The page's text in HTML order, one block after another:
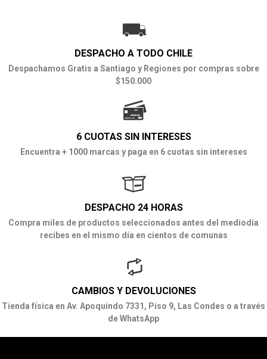
DESPACHO A TODO CHILE
Despachamos Gratis a Santiago y Regiones por compras sobre
$150.000
6 CUOTAS SIN INTERESES
Encuentra + 1000 marcas y paga en 6 cuotas sin intereses
DESPACHO 24 HORAS
Compra miles de productos seleccionados antes del mediodía
recibes en el mismo día en cientos de comunas
CAMBIOS Y DEVOLUCIONES
Tienda física en Av. Apoquindo 7331, Piso 9, Las Condes o a través
de WhatsApp